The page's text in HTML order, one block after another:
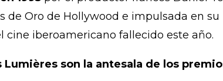
de Oro de Hollywood e impulsada en
cine iberoamericano fallecido este año.
Lumières son la antesala de los